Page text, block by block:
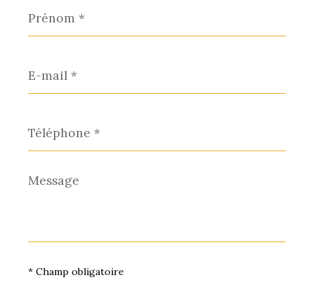
*
mail
*
*
Message
*
* Champ obligatoire